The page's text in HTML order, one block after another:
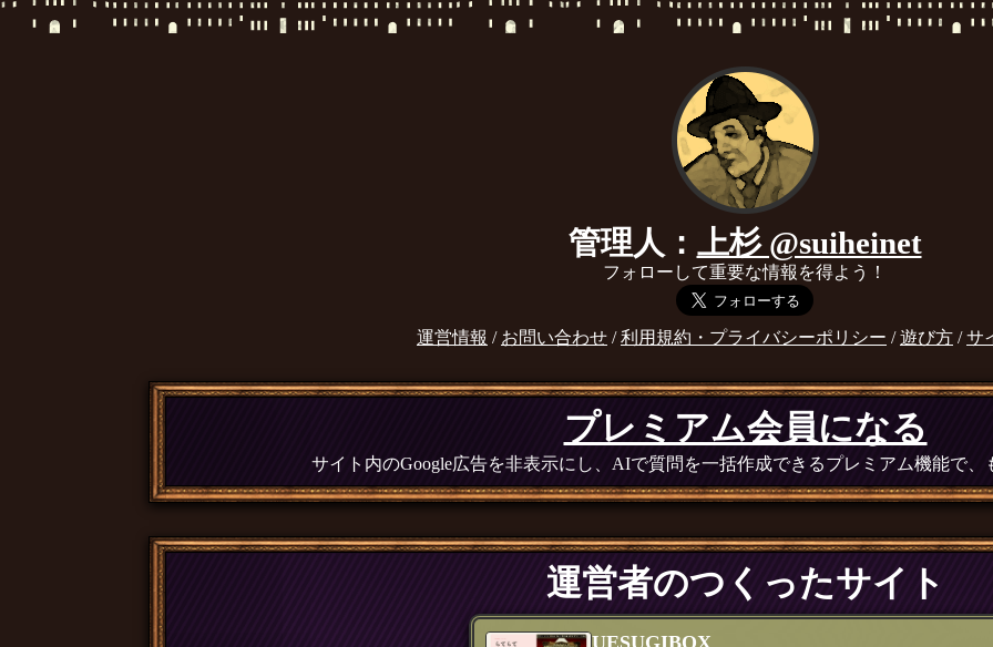
管理人： 上杉 @suiheinet
フォローして重要な情報を得よう！
運営情報 / お問い合わせ /利用規約・プライバシーポリシー /遊び方 /サ
プレミアム会員になる
サイト内のGoogle広告を非表示にし、AIで質問を一括作成できるプレミアム機能で、
運営者のつくったサイト